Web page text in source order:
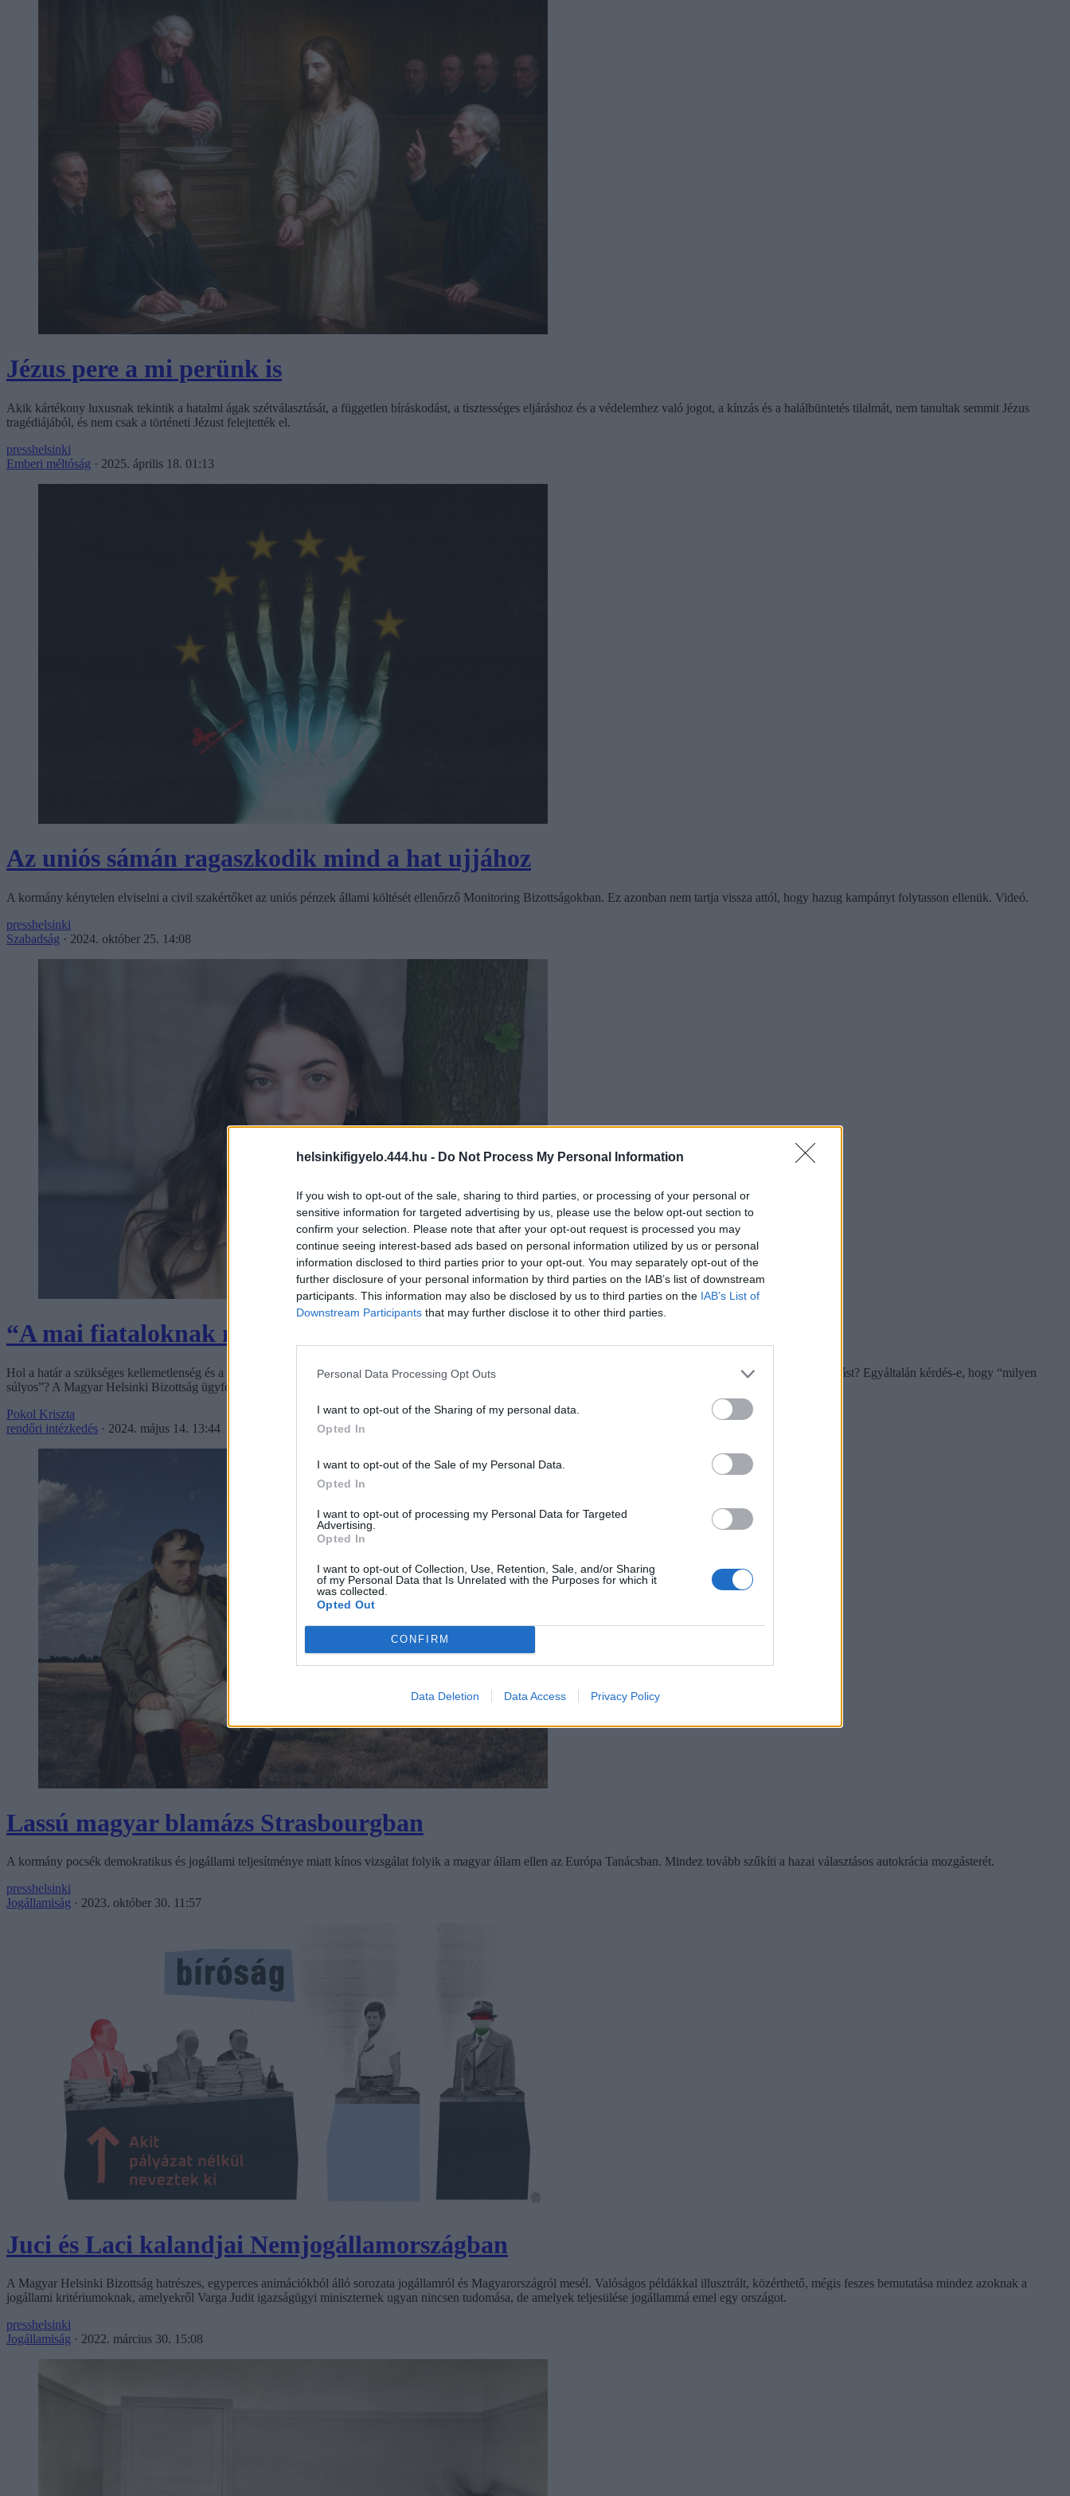
helsinkifigyelo.444.hu - Do Not Process My Personal Information
If you wish to opt-out of the sale, sharing to third parties, or processing of your personal or
sensitive information for targeted advertising by us, please use the below opt-out section to
confirm your selection. Please note that after your opt-out request is processed you may
continue seeing interest-based ads based on personal information utilized by us or personal
information disclosed to third parties prior to your opt-out. You may separately opt-out of the
further disclosure of your personal information by third parties on the IAB’s list of downstream
participants. This information may also be disclosed by us to third parties on the IAB’s List of
Downstream Participants that may further disclose it to other third parties.
Personal Data Processing Opt Outs
I want to opt-out of the Sharing of my personal data.
Opted In
I want to opt-out of the Sale of my Personal Data.
Opted In
I want to opt-out of processing my Personal Data for Targeted
Advertising.
Opted In
I want to opt-out of Collection, Use, Retention, Sale, and/or Sharing
of my Personal Data that Is Unrelated with the Purposes for which it
was collected.
Opted Out
CONFIRM
Data Deletion Data Access Privacy Policy
Jézus pere a mi perünk is
Akik kártékony luxusnak tekintik a hatalmi ágak szétválasztását, a független bíráskodást, a tisztességes eljáráshoz és a védelemhez való jogot, a kínzás és a halálbüntetés tilalmát, nem tanultak semmit Jézus
tragédiájából, és nem csak a történeti Jézust felejtették el.
presshelsinki
Emberi méltóság · 2025. április 18. 01:13
Az uniós sámán ragaszkodik mind a hat ujjához
A kormány kénytelen elviselni a civil szakértőket az uniós pénzek állami költését ellenőrző Monitoring Bizottságokban. Ez azonban nem tartja vissza attól, hogy hazug kampányt folytasson ellenük. Videó.
presshelsinki
Szabadság · 2024. október 25. 14:08
“A mai fiataloknak már csak jogaik vannak…!”
Hol a határ a szükséges kellemetlenség és a megalázó bánásmód között? Milyen súlyos jogsértés esetében érdemes panaszolni a rendőri intézkedést vagy hatósági eljárást? Egyáltalán kérdés-e, hogy “milyen
súlyos”? A Magyar Helsinki Bizottság ügyfele úgy döntött egy számára megrázó élmény után, nem hagyja magát.
Pokol Kriszta
rendőri intézkedés · 2024. május 14. 13:44
Lassú magyar blamázs Strasbourgban
A kormány pocsék demokratikus és jogállami teljesítménye miatt kínos vizsgálat folyik a magyar állam ellen az Európa Tanácsban. Mindez tovább szűkíti a hazai választásos autokrácia mozgásterét.
presshelsinki
Jogállamiság · 2023. október 30. 11:57
Juci és Laci kalandjai Nemjogállamországban
A Magyar Helsinki Bizottság hatrészes, egyperces animációkból álló sorozata jogállamról és Magyarországról mesél. Valóságos példákkal illusztrált, közérthető, mégis feszes bemutatása mindez azoknak a
jogállami kritériumoknak, amelyekről Varga Judit igazságügyi miniszternek ugyan nincsen tudomása, de amelyek teljesülése jogállammá emel egy országot.
presshelsinki
Jogállamiság · 2022. március 30. 15:08